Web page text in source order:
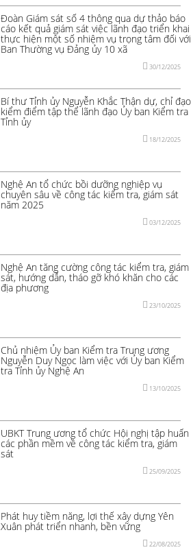
Đoàn Giám sát số 4 thông qua dự thảo báo
cáo kết quả giám sát việc lãnh đạo triển khai
thực hiện một số nhiệm vụ trọng tâm đối với
Ban Thường vụ Đảng ủy 10 xã
30/12/2025
Bí thư Tỉnh ủy Nguyễn Khắc Thận dự, chỉ đạo
kiểm điểm tập thể lãnh đạo Ủy ban Kiểm tra
Tỉnh ủy
18/12/2025
Nghệ An tổ chức bồi dưỡng nghiệp vụ
chuyên sâu về công tác kiểm tra, giám sát
năm 2025
03/12/2025
Nghệ An tăng cường công tác kiểm tra, giám
sát, hướng dẫn, tháo gỡ khó khăn cho các
địa phương
23/10/2025
Chủ nhiệm Ủy ban Kiểm tra Trung ương
Nguyễn Duy Ngọc làm việc với Ủy ban Kiểm
tra Tỉnh ủy Nghệ An
13/10/2025
UBKT Trung ương tổ chức Hội nghị tập huấn
các phần mềm về công tác kiểm tra, giám
sát
25/09/2025
Phát huy tiềm năng, lợi thế xây dựng Yên
Xuân phát triển nhanh, bền vững
22/08/2025